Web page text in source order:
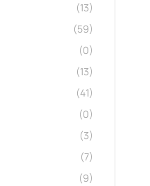
(13)
(59)
(0)
(13)
(41)
(0)
(3)
(7)
(9)